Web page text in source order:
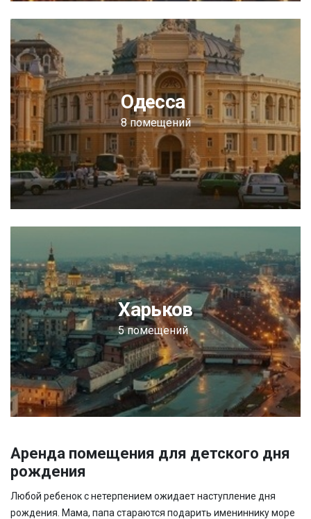
Одесса
8 помещений
Харьков
5 помещений
Аренда помещения для детского дня
рождения
Любой ребенок с нетерпением ожидает наступление дня
рождения. Мама, папа стараются подарить имениннику море